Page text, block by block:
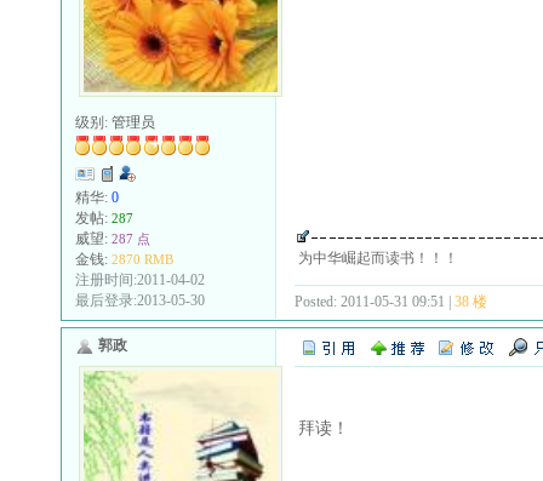
级别: 管理员
精华: 0
发帖: 287
威望: 287 点
金钱: 2870 RMB
注册时间:2011-04-02
最后登录:2013-05-30
为中华崛起而读书！！！
Posted: 2011-05-31 09:51 | 38 楼
郭政
拜读！